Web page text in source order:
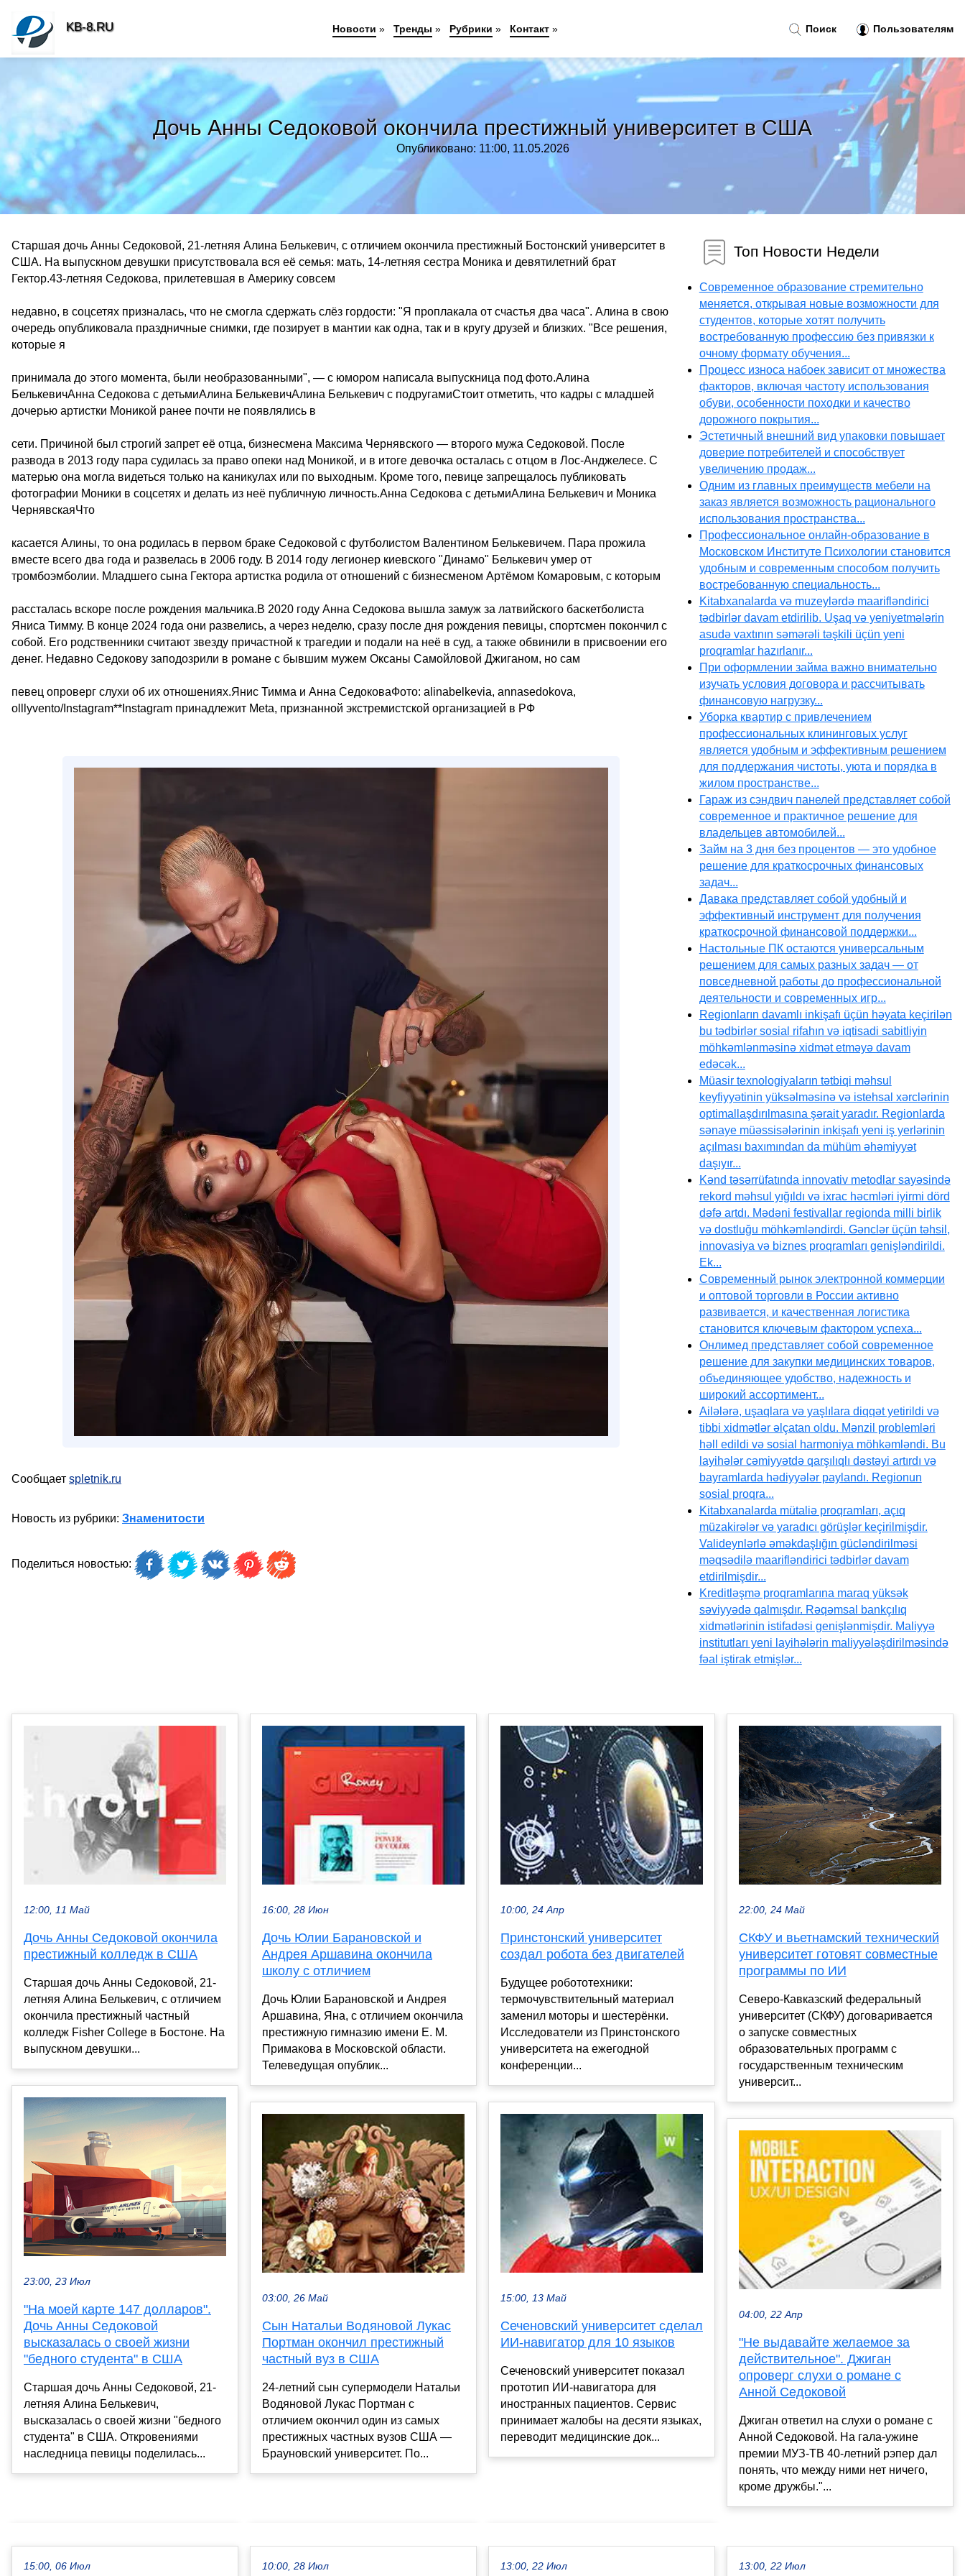
Дочь Анны Седоковой окончила престижный университет в США
Опубликовано: 11:00, 11.05.2026
Старшая дочь Анны Седоковой, 21-летняя Алина Белькевич, с отличием окончила престижный Бостонский университет в
США. На выпускном девушки присутствовала вся её семья: мать, 14-летняя сестра Моника и девятилетний брат
Гектор.43-летняя Седокова, прилетевшая в Америку совсем
недавно, в соцсетях призналась, что не смогла сдержать слёз гордости: "Я проплакала от счастья два часа". Алина в свою
очередь опубликовала праздничные снимки, где позирует в мантии как одна, так и в кругу друзей и близких. "Все решения,
которые я
принимала до этого момента, были необразованными", — с юмором написала выпускница под фото.Алина
БелькевичАнна Седокова с детьмиАлина БелькевичАлина Белькевич с подругамиСтоит отметить, что кадры с младшей
дочерью артистки Моникой ранее почти не появлялись в
сети. Причиной был строгий запрет её отца, бизнесмена Максима Чернявского — второго мужа Седоковой. После
развода в 2013 году пара судилась за право опеки над Моникой, и в итоге девочка осталась с отцом в Лос-Анджелесе. С
матерью она могла видеться только на каникулах или по выходным. Кроме того, певице запрещалось публиковать
фотографии Моники в соцсетях и делать из неё публичную личность.Анна Седокова с детьмиАлина Белькевич и Моника
ЧернявскаяЧто
касается Алины, то она родилась в первом браке Седоковой с футболистом Валентином Белькевичем. Пара прожила
вместе всего два года и развелась в 2006 году. В 2014 году легионер киевского "Динамо" Белькевич умер от
тромбоэмболии. Младшего сына Гектора артистка родила от отношений с бизнесменом Артёмом Комаровым, с которым
рассталась вскоре после рождения мальчика.В 2020 году Анна Седокова вышла замуж за латвийского баскетболиста
Яниса Тимму. В конце 2024 года они развелись, а через неделю, сразу после дня рождения певицы, спортсмен покончил с
собой. Его родственники считают звезду причастной к трагедии и подали на неё в суд, а также обвинили в присвоении его
денег. Недавно Седокову заподозрили в романе с бывшим мужем Оксаны Самойловой Джиганом, но сам
певец опроверг слухи об их отношениях.Янис Тимма и Анна СедоковаФото: alinabelkevia, annasedokova,
olllyvento/Instagram**Instagram принадлежит Meta, признанной экстремистской организацией в РФ
Сообщает spletnik.ru
Новость из рубрики: Знаменитости
Поделиться новостью:
Топ Новости Недели
Современное образование стремительно
меняется, открывая новые возможности для
студентов, которые хотят получить
востребованную профессию без привязки к
очному формату обучения...
Процесс износа набоек зависит от множества
факторов, включая частоту использования
обуви, особенности походки и качество
дорожного покрытия...
Эстетичный внешний вид упаковки повышает
доверие потребителей и способствует
увеличению продаж...
Одним из главных преимуществ мебели на
заказ является возможность рационального
использования пространства...
Профессиональное онлайн-образование в
Московском Институте Психологии становится
удобным и современным способом получить
востребованную специальность...
Kitabxanalarda və muzeylərdə maarifləndirici
tədbirlər davam etdirilib. Uşaq və yeniyetmələrin
asudə vaxtının səmərəli təşkili üçün yeni
proqramlar hazırlanır...
При оформлении займа важно внимательно
изучать условия договора и рассчитывать
финансовую нагрузку...
Уборка квартир с привлечением
профессиональных клининговых услуг
является удобным и эффективным решением
для поддержания чистоты, уюта и порядка в
жилом пространстве...
Гараж из сэндвич панелей представляет собой
современное и практичное решение для
владельцев автомобилей...
Займ на 3 дня без процентов — это удобное
решение для краткосрочных финансовых
задач...
Давака представляет собой удобный и
эффективный инструмент для получения
краткосрочной финансовой поддержки...
Настольные ПК остаются универсальным
решением для самых разных задач — от
повседневной работы до профессиональной
деятельности и современных игр...
Regionların davamlı inkişafı üçün həyata keçirilən
bu tədbirlər sosial rifahın və iqtisadi sabitliyin
möhkəmlənməsinə xidmət etməyə davam
edəcək...
Müasir texnologiyaların tətbiqi məhsul
keyfiyyətinin yüksəlməsinə və istehsal xərclərinin
optimallaşdırılmasına şərait yaradır. Regionlarda
sənaye müəssisələrinin inkişafı yeni iş yerlərinin
açılması baxımından da mühüm əhəmiyyət
daşıyır...
Kənd təsərrüfatında innovativ metodlar sayəsində
rekord məhsul yığıldı və ixrac həcmləri iyirmi dörd
dəfə artdı. Mədəni festivallar regionda milli birlik
və dostluğu möhkəmləndirdi. Gənclər üçün təhsil,
innovasiya və biznes proqramları genişləndirildi.
Ek...
Современный рынок электронной коммерции
и оптовой торговли в России активно
развивается, и качественная логистика
становится ключевым фактором успеха...
Онлимед представляет собой современное
решение для закупки медицинских товаров,
объединяющее удобство, надежность и
широкий ассортимент...
Ailələrə, uşaqlara və yaşlılara diqqət yetirildi və
tibbi xidmətlər əlçatan oldu. Mənzil problemləri
həll edildi və sosial harmoniya möhkəmləndi. Bu
layihələr cəmiyyətdə qarşılıqlı dəstəyi artırdı və
bayramlarda hədiyyələr paylandı. Regionun
sosial proqra...
Kitabxanalarda mütaliə proqramları, açıq
müzakirələr və yaradıcı görüşlər keçirilmişdir.
Valideynlərlə əməkdaşlığın gücləndirilməsi
məqsədilə maarifləndirici tədbirlər davam
etdirilmişdir...
Kreditləşmə proqramlarına maraq yüksək
səviyyədə qalmışdır. Rəqəmsal bankçılıq
xidmətlərinin istifadəsi genişlənmişdir. Maliyyə
institutları yeni layihələrin maliyyələşdirilməsində
fəal iştirak etmişlər...
12:00, 11 Май
Дочь Анны Седоковой окончила
престижный колледж в США
Старшая дочь Анны Седоковой, 21-
летняя Алина Белькевич, с отличием
окончила престижный частный
колледж Fisher College в Бостоне. На
выпускном девушки...
23:00, 23 Июл
"На моей карте 147 долларов".
Дочь Анны Седоковой
высказалась о своей жизни
"бедного студента" в США
Старшая дочь Анны Седоковой, 21-
летняя Алина Белькевич,
высказалась о своей жизни "бедного
студента" в США. Откровениями
наследница певицы поделилась...
16:00, 28 Июн
Дочь Юлии Барановской и
Андрея Аршавина окончила
школу с отличием
Дочь Юлии Барановской и Андрея
Аршавина, Яна, с отличием окончила
престижную гимназию имени Е. М.
Примакова в Московской области.
Телеведущая опублик...
03:00, 26 Май
Сын Натальи Водяновой Лукас
Портман окончил престижный
частный вуз в США
24-летний сын супермодели Натальи
Водяновой Лукас Портман с
отличием окончил один из самых
престижных частных вузов США —
Брауновский университет. По...
10:00, 24 Апр
Принстонский университет
создал робота без двигателей
Будущее робототехники:
термочувствительный материал
заменил моторы и шестерёнки.
Исследователи из Принстонского
университета на ежегодной
конференции...
15:00, 13 Май
Сеченовский университет сделал
ИИ-навигатор для 10 языков
Сеченовский университет показал
прототип ИИ-навигатора для
иностранных пациентов. Сервис
принимает жалобы на десяти языках,
переводит медицинские док...
22:00, 24 Май
СКФУ и вьетнамский технический
университет готовят совместные
программы по ИИ
Северо-Кавказский федеральный
университет (СКФУ) договаривается
о запуске совместных
образовательных программ с
государственным техническим
университ...
04:00, 22 Апр
"Не выдавайте желаемое за
действительное". Джиган
опроверг слухи о романе с
Анной Седоковой
Джиган ответил на слухи о романе с
Анной Седоковой. На гала-ужине
премии МУЗ-ТВ 40-летний рэпер дал
понять, что между ними нет ничего,
кроме дружбы."...
15:00, 06 Июл 10:00, 28 Июл 13:00, 22 Июл 13:00, 22 Июл
Поиск Пользователям
KB-8.RU Новости » Тренды » Рубрики » Контакт »